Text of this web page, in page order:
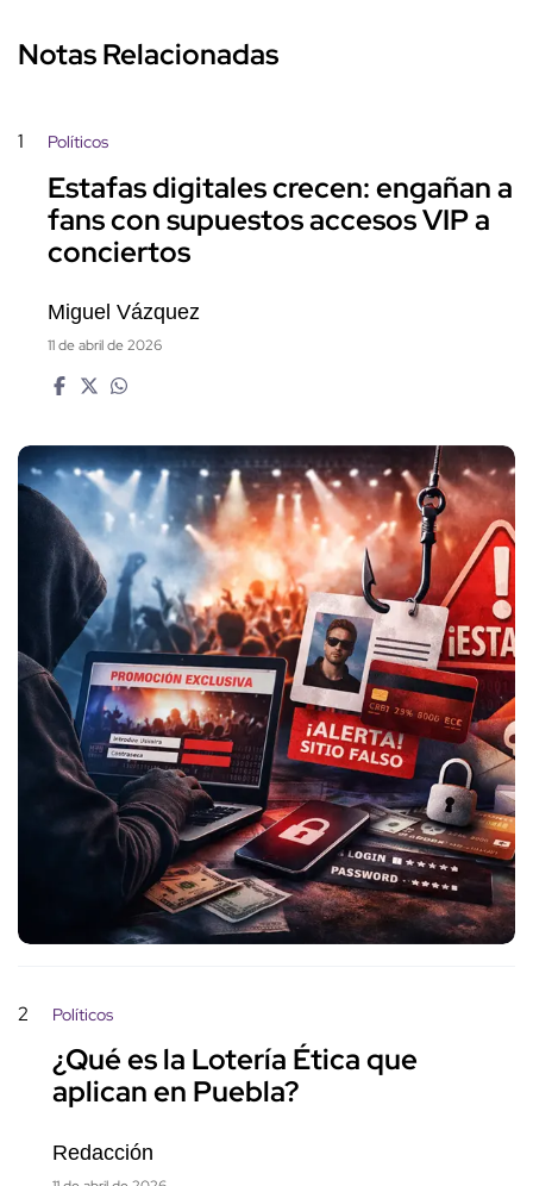
Notas Relacionadas
1 Políticos
Estafas digitales crecen: engañan a
fans con supuestos accesos VIP a
conciertos
Miguel Vázquez
11 de abril de 2026
2 Políticos
¿Qué es la Lotería Ética que
aplican en Puebla?
Redacción